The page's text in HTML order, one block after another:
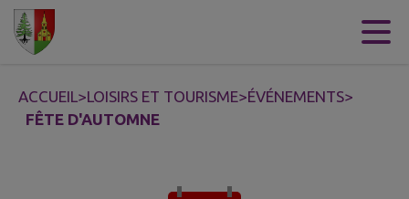
Contenu
ACCUEIL>LOISIRS ET TOURISME>ÉVÉNEMENTS>
FÊTE D'AUTOMNE